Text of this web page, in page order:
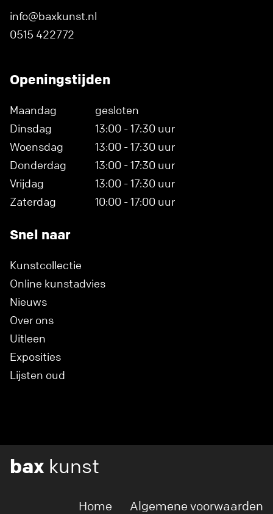
info@baxkunst.nl
0515 422772
Openingstijden
Maandag
gesloten
Dinsdag
13:00 - 17:30 uur
Woensdag
13:00 - 17:30 uur
Donderdag
13:00 - 17:30 uur
Vrijdag
13:00 - 17:30 uur
Zaterdag
10:00 - 17:00 uur
Snel naar
Kunstcollectie
Online kunstadvies
Nieuws
Over ons
Uitleen
Exposities
Lijsten oud
bax kunst
Home Algemene voorwaarden